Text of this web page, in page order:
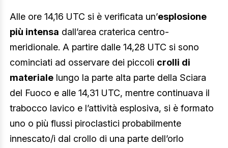
Alle ore 14,16 UTC si è verificata un’esplosione
più intensa dall’area craterica centro-
meridionale. A partire dalle 14,28 UTC si sono
cominciati ad osservare dei piccoli crolli di
materiale lungo la parte alta parte della Sciara
del Fuoco e alle 14,31 UTC, mentre continuava il
trabocco lavico e l’attività esplosiva, si è formato
uno o più flussi piroclastici probabilmente
innescato/i dal crollo di una parte dell’orlo